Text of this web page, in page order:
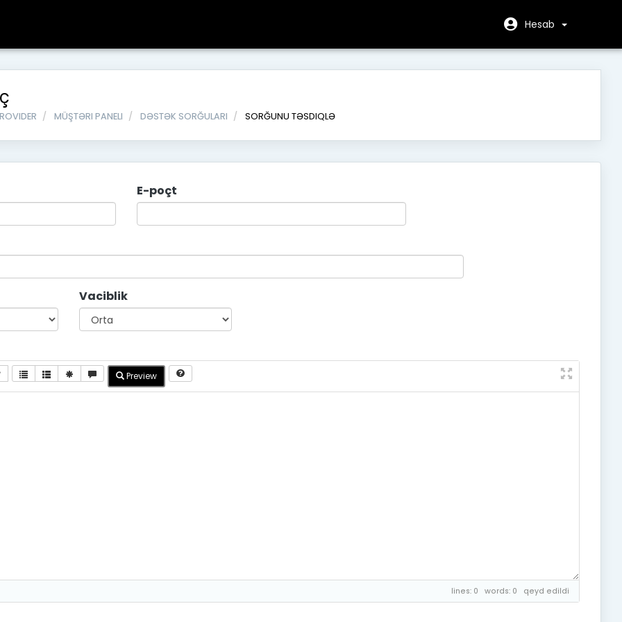
Hesab
MÜŞTƏRI PANELI DƏSTƏK SORĞULARI SORĞUNU TƏSDIQLƏ
E-poçt
Vaciblik
Preview
lines: 0 words: 0 qeyd edildi